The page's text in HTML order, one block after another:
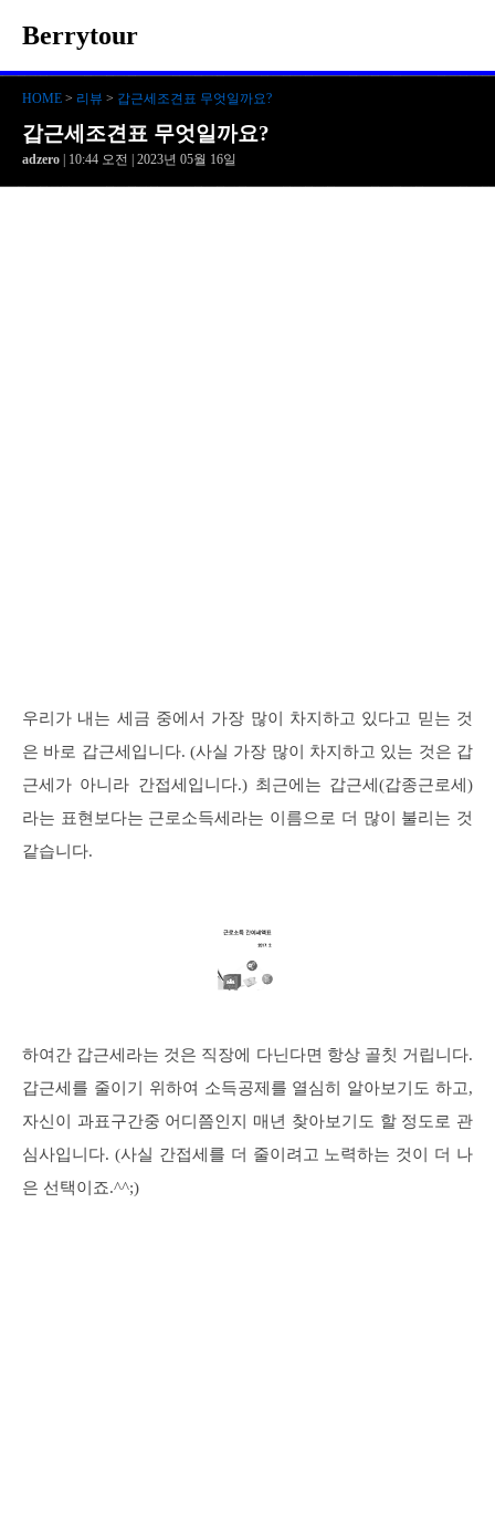
Berrytour
HOME > 리뷰 > 갑근세조견표 무엇일까요?
갑근세조견표 무엇일까요?
adzero | 10:44 오전 | 2023년 05월 16일
우리가 내는 세금 중에서 가장 많이 차지하고 있다고 믿는 것
은 바로 갑근세입니다. (사실 가장 많이 차지하고 있는 것은 갑
근세가 아니라 간접세입니다.) 최근에는 갑근세(갑종근로세)
라는 표현보다는 근로소득세라는 이름으로 더 많이 불리는 것
같습니다.
하여간 갑근세라는 것은 직장에 다닌다면 항상 골칫 거립니다.
갑근세를 줄이기 위하여 소득공제를 열심히 알아보기도 하고,
자신이 과표구간중 어디쯤인지 매년 찾아보기도 할 정도로 관
심사입니다. (사실 간접세를 더 줄이려고 노력하는 것이 더 나
은 선택이죠.^^;)